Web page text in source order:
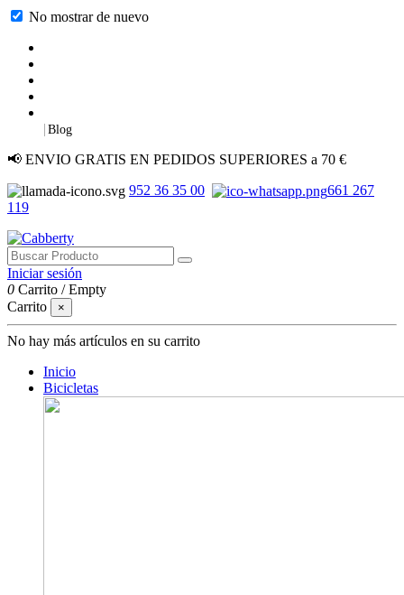
No mostrar de nuevo
|Blog
📢 ENVIO GRATIS EN PEDIDOS SUPERIORES a 70 €
952 36 35 00
661 267
119
Iniciar sesión
0 Carrito /Empty
Carrito
×
No hay más artículos en su carrito
Inicio
Bicicletas